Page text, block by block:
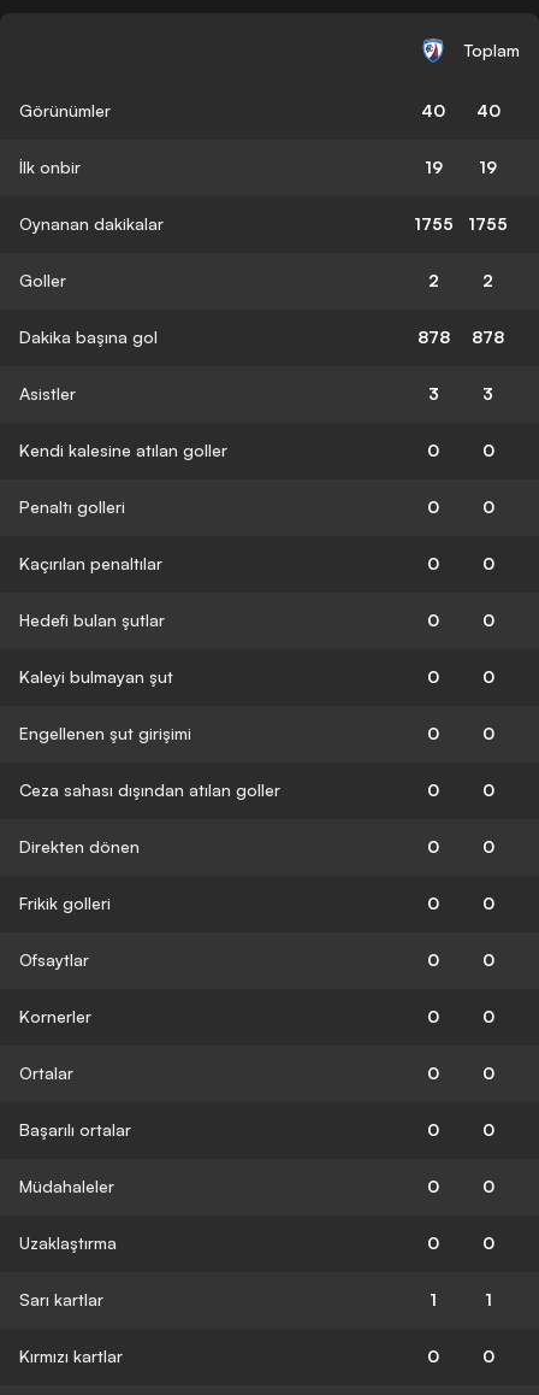
Toplam
Görünümler 40 40
İlk onbir 19 19
Oynanan dakikalar 1755 1755
Goller 2 2
Dakika başına gol 878 878
Asistler 3 3
Kendi kalesine atılan goller 0 0
Penaltı golleri 0 0
Kaçırılan penaltılar 0 0
Hedefi bulan şutlar 0 0
Kaleyi bulmayan şut 0 0
Engellenen şut girişimi 0 0
Ceza sahası dışından atılan goller 0 0
Direkten dönen 0 0
Frikik golleri 0 0
Ofsaytlar 0 0
Kornerler 0 0
Ortalar 0 0
Başarılı ortalar 0 0
Müdahaleler 0 0
Uzaklaştırma 0 0
Sarı kartlar 1 1
Kırmızı kartlar 0 0